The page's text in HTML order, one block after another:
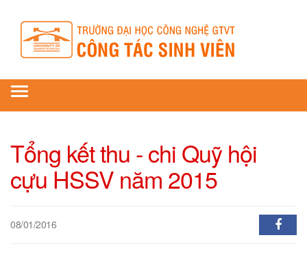
Toggle
Tổng kết thu - chi Quỹ hội
cựu HSSV năm 2015
08/01/2016